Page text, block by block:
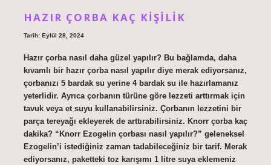
HAZIR ÇORBA KAÇ KIŞILIK
Tarih: Eylül 28, 2024
Hazır çorba nasıl daha güzel yapılır? Bu bağlamda, daha
kıvamlı bir hazır çorba nasıl yapılır diye merak ediyorsanız,
çorbanızı 5 bardak su yerine 4 bardak su ile hazırlamanız
yeterlidir. Ayrıca çorbanın türüne göre lezzeti arttırmak için
tavuk veya et suyu kullanabilirsiniz. Çorbanın lezzetini bir
parça tereyağı ekleyerek de arttırabilirsiniz. Knorr çorba kaç
dakika? “Knorr Ezogelin çorbası nasıl yapılır?” geleneksel
Ezogelin’i istediğiniz zaman tadabileceğiniz bir tarif. Merak
ediyorsanız, paketteki toz karışımı 1 litre suya eklemeniz